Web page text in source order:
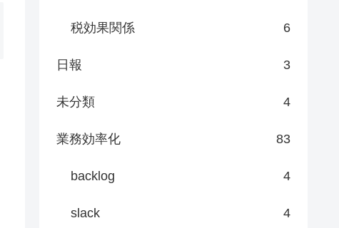
税効果関係 6
日報 3
未分類 4
業務効率化 83
backlog 4
slack 4